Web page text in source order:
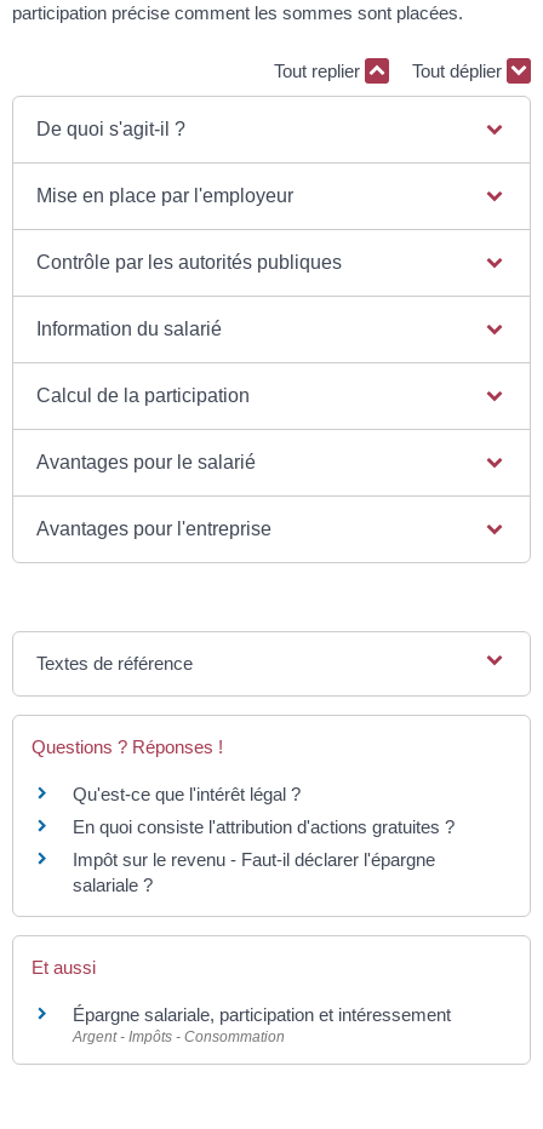
participation précise comment les sommes sont placées.
Tout replier Tout déplier
De quoi s'agit-il ?
Mise en place par l'employeur
Contrôle par les autorités publiques
Information du salarié
Calcul de la participation
Avantages pour le salarié
Avantages pour l'entreprise
Textes de référence
Questions ? Réponses !
Qu'est-ce que l'intérêt légal ?
En quoi consiste l'attribution d'actions gratuites ?
Impôt sur le revenu - Faut-il déclarer l'épargne
salariale ?
Et aussi
Épargne salariale, participation et intéressement
Argent - Impôts - Consommation